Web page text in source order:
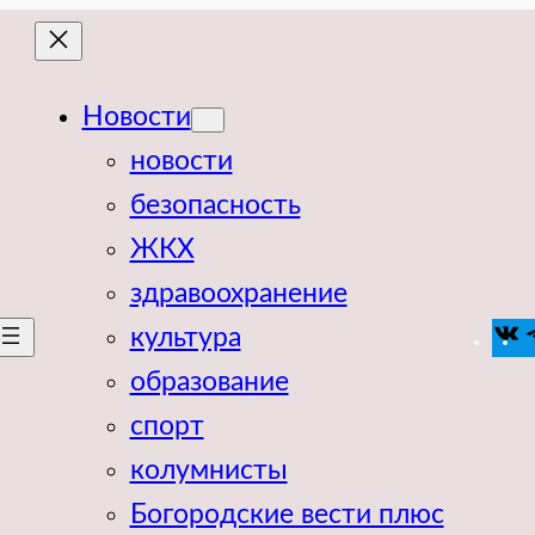
Новости
новости
безопасность
ЖКХ
здравоохранение
культура
образование
спорт
колумнисты
Богородские вести плюс